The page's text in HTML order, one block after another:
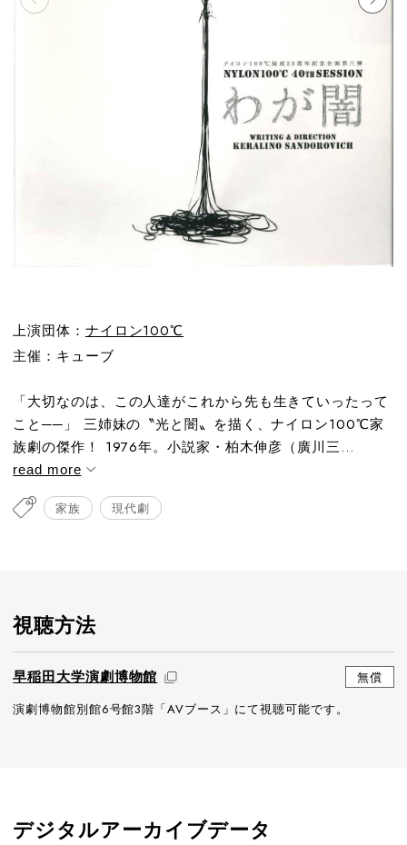
上演団体： ナイロン100℃
主催：キューブ
「大切なのは、この人達がこれから先も生きていったって
こと──」 三姉妹の〝光と闇〟を描く、ナイロン100℃家
族劇の傑作！ 1976年。小説家・柏木伸彦（廣川三...
read more
家族 現代劇
視聴方法
早稲田大学演劇博物館
無償
演劇博物館別館6号館3階「AVブース」にて視聴可能です。
デジタルアーカイブデータ